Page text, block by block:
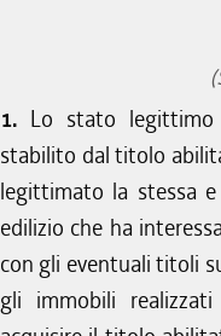
1. Lo stato legittimo
stabilito dal titolo
legittimato la stessa
edilizio che ha
con gli eventuali titoli
gli immobili